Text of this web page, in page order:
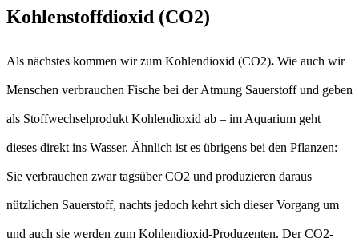
Kohlenstoffdioxid (CO2)
Als nächstes kommen wir zum Kohlendioxid (CO2). Wie auch wir
Menschen verbrauchen Fische bei der Atmung Sauerstoff und geben
als Stoffwechselprodukt Kohlendioxid ab – im Aquarium geht
dieses direkt ins Wasser. Ähnlich ist es übrigens bei den Pflanzen:
Sie verbrauchen zwar tagsüber CO2 und produzieren daraus
nützlichen Sauerstoff, nachts jedoch kehrt sich dieser Vorgang um
und auch sie werden zum Kohlendioxid-Produzenten. Der CO2-